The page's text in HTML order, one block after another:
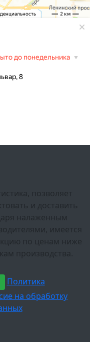
позволяет
и доставить
налаженным
имеется
по ценам ниже
производства.
Политика
на обработку